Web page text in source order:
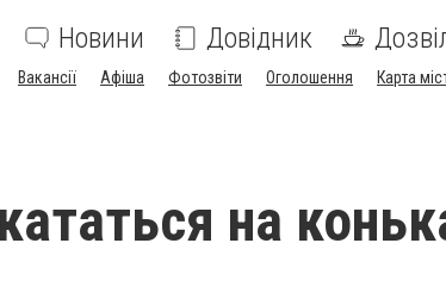
Новини Довідник
Вакансії Афіша Фотозвіти Оголошення Карта
на